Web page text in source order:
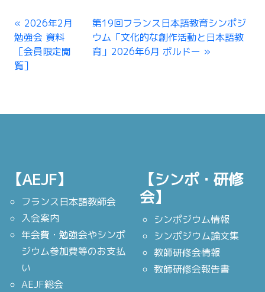
2026年2月
勉強会 資料
［会員限定閲
覧］
第19回フランス日本語教育シンポジ
ウム「文化的な創作活動と日本語教
育」2026年6月 ボルドー
【AEJF】
フランス日本語教師会
入会案内
年会費・勉強会やシンポ
ジウム参加費等のお支払
い
AEJF総会
【シンポ・研修
会】
シンポジウム情報
シンポジウム論文集
教師研修会情報
教師研修会報告書